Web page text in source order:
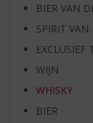
BIER VAN
SPIRIT
EXCLUSIEF
WIJN
WHISKY
BIER